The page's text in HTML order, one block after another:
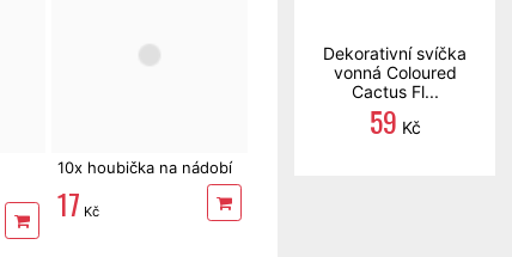
10x houbička na nádobí
17 Kč
Dekorativní svíčka
vonná Coloured
Cactus Fl...
59 Kč